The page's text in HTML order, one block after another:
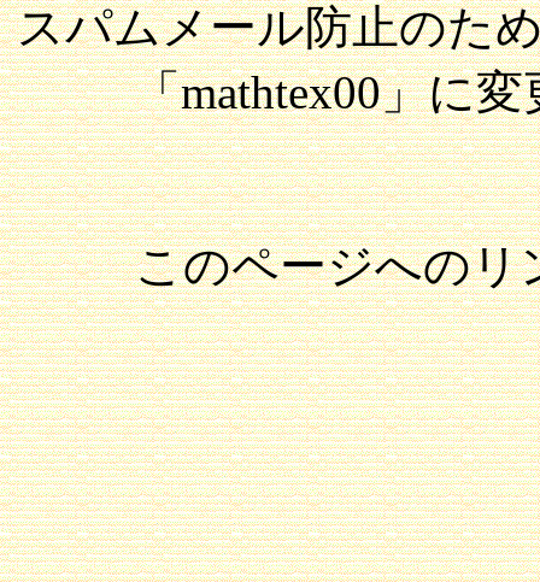
スパムメール防止のた
「mathtex00」に
このページへのリ